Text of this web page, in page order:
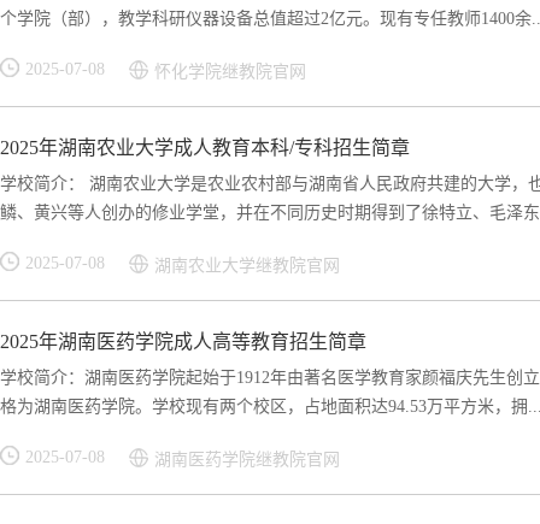
个学院（部），教学科研仪器设备总值超过2亿元。现有专任教师1400余
2025-07-08 怀化学院继教院官网
2025年湖南农业大学成人教育本科/专科招生简章
学校简介： 湖南农业大学是农业农村部与湖南省人民政府共建的大学
鳞、黄兴等人创办的修业学堂，并在不同历史时期得到了徐特立、毛泽
2025-07-08 湖南农业大学继教院官网
2025年湖南医药学院成人高等教育招生简章
学校简介：湖南医药学院起始于1912年由著名医学教育家颜福庆先生创
格为湖南医药学院。学校现有两个校区，占地面积达94.53万平方米，拥
2025-07-08 湖南医药学院继教院官网